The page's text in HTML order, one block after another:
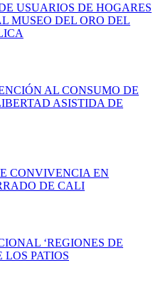
USUARIOS DE HOGARES
MUSEO DEL ORO DEL
AL CONSUMO DE
ASISTIDA DE
CONVIVENCIA EN
DE CALI
‘REGIONES DE
LOS PATIOS